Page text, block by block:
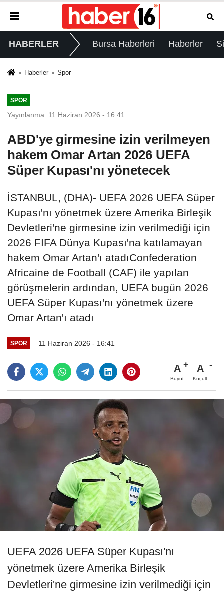
HABERLER Bursa Haberleri Haberler
Haberler Spor
SPOR
Yayınlanma: 11 Haziran 2026 - 16:41
ABD'ye girmesine izin verilmeyen
hakem Omar Artan 2026 UEFA
Süper Kupası'nı yönetecek
İSTANBUL, (DHA)- UEFA 2026 UEFA Süper
Kupası'nı yönetmek üzere Amerika Birleşik
Devletleri'ne girmesine izin verilmediği için
2026 FIFA Dünya Kupası'na katılamayan
hakem Omar Artan'ı atadıConfederation
Africaine de Football (CAF) ile yapılan
görüşmelerin ardından, UEFA bugün 2026
UEFA Süper Kupası'nı yönetmek üzere
Omar Artan'ı atadı
SPOR 11 Haziran 2026 - 16:41
A
Büyüt
A
Küçült
UEFA 2026 UEFA Süper Kupası'nı
yönetmek üzere Amerika Birleşik
Devletleri'ne girmesine izin verilmediği için